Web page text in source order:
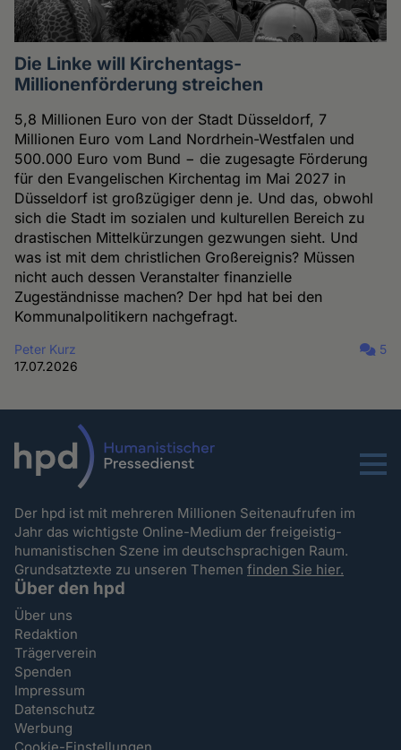
Die Linke will Kirchentags-
Millionenförderung streichen
5,8 Millionen Euro von der Stadt Düsseldorf, 7
Millionen Euro vom Land Nordrhein-Westfalen und
500.000 Euro vom Bund − die zugesagte Förderung
für den Evangelischen Kirchentag im Mai 2027 in
Düsseldorf ist großzügiger denn je. Und das, obwohl
sich die Stadt im sozialen und kulturellen Bereich zu
drastischen Mittelkürzungen gezwungen sieht. Und
was ist mit dem christlichen Großereignis? Müssen
nicht auch dessen Veranstalter finanzielle
Zugeständnisse machen? Der hpd hat bei den
Kommunalpolitikern nachgefragt.
Peter Kurz
17.07.2026
5
Menu
Der hpd ist mit mehreren Millionen Seitenaufrufen im
Jahr das wichtigste Online-Medium der freigeistig-
humanistischen Szene im deutschsprachigen Raum.
Grundsatztexte zu unseren Themenfinden Sie hier.
Über den hpd
Über uns
Redaktion
Trägerverein
Spenden
Impressum
Datenschutz
Werbung